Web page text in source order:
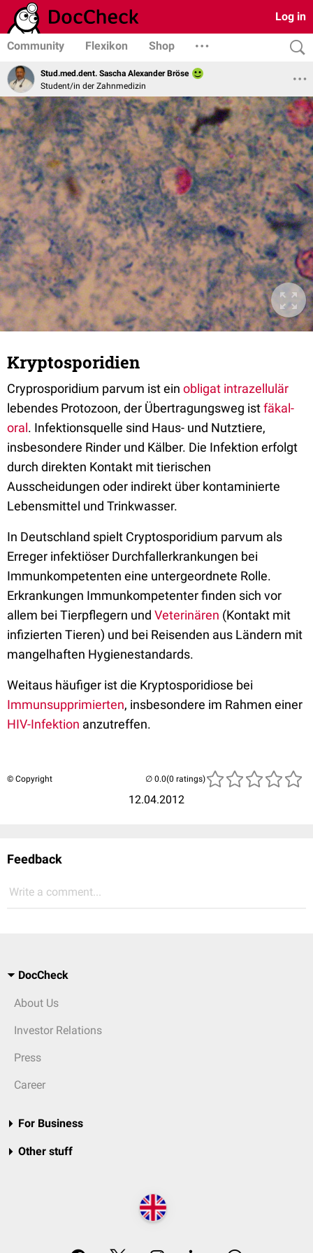
Log in
Community Flexikon Shop
Stud.med.dent. Sascha Alexander Bröse
Student/in der Zahnmedizin
Kryptosporidien
Cryprosporidium parvum ist ein obligat intrazellulär
lebendes Protozoon, der Übertragungsweg istfäkal-
oral. Infektionsquelle sind Haus- und Nutztiere,
insbesondere Rinder und Kälber. Die Infektion erfolgt
durch direkten Kontakt mit tierischen
Ausscheidungen oder indirekt über kontaminierte
Lebensmittel und Trinkwasser.
In Deutschland spielt Cryptosporidium parvum als
Erreger infektiöser Durchfallerkrankungen bei
Immunkompetenten eine untergeordnete Rolle.
Erkrankungen Immunkompetenter finden sich vor
allem bei Tierpflegern und Veterinären (Kontakt mit
infizierten Tieren) und bei Reisenden aus Ländern mit
mangelhaften Hygienestandards.
Weitaus häufiger ist die Kryptosporidiose bei
Immunsupprimierten, insbesondere im Rahmen einer
HIV-Infektion anzutreffen.
© Copyright
12.04.2012
(0 ratings)
Feedback
Write a comment...
DocCheck
About Us
Investor Relations
Press
Career
For Business
Other stuff